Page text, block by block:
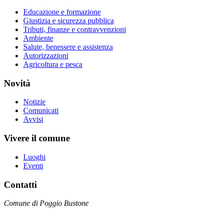
Educazione e formazione
Giustizia e sicurezza pubblica
Tributi, finanze e contravvenzioni
Ambiente
Salute, benessere e assistenza
Autorizzazioni
Agricoltura e pesca
Novità
Notizie
Comunicati
Avvisi
Vivere il comune
Luoghi
Eventi
Contatti
Comune di Poggio Bustone